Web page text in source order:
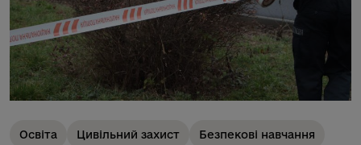
Освіта Цивільний захист Безпекові навчання